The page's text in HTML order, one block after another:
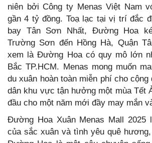
niên bởi Công ty Menas Việt Nam
gần 4 tỷ đồng. Toạ lạc tại vị trí đắc
bay Tân Sơn Nhất, Đường Hoa
Trường Sơn đến Hồng Hà, Quận
xem là Đường Hoa có quy mô lớn
Bắc TP.HCM. Menas mong muốn
du xuân hoàn toàn miễn phí cho
dân khu vực tận hưởng một mùa Tết
đầu cho một năm mới đầy may mắn
Đường Hoa Xuân Menas Mall 2025
của sắc xuân và tình yêu quê